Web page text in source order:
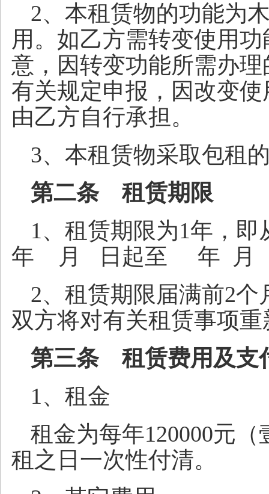
2、本租赁物的功能为
用。如乙方需转变使用
意，因转变功能所需办
有关规定申报，因改变
由乙方自行承担。
3、本租赁物采取包租
第二条 租赁期限
1、租赁期限为1年，
年 月 日起至 年 月
2、租赁期限届满前2
双方将对有关租赁事项
第三条 租赁费用及支
1、租金
租金为每年120000元
租之日一次性付清。